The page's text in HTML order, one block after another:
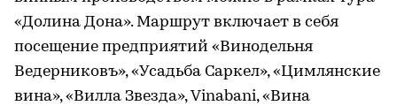
«Долина Дона». Маршрут включает в себя
посещение предприятий «Винодельня
Ведерниковъ», «Усадьба Саркел», «Цимлянские
вина», «Вилла Звезда», Vinabani, «Вина